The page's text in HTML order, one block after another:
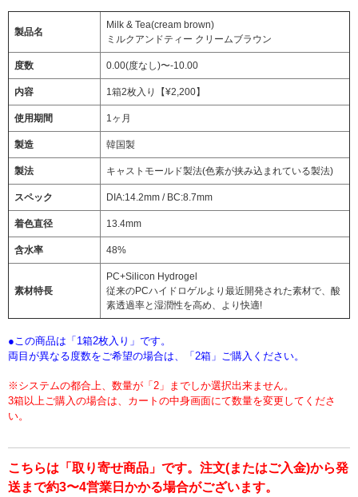
製品名
Milk & Tea(cream brown)
ミルクアンドティー クリームブラウン
度数 0.00(度なし)〜-10.00
内容 1箱2枚入り【¥2,200】
使用期間 1ヶ月
製造 韓国製
製法 キャストモールド製法(色素が挟み込まれている製法)
スペック DIA:14.2mm / BC:8.7mm
着色直径 13.4mm
含水率 48%
素材特長
PC+Silicon Hydrogel
従来のPCハイドロゲルより最近開発された素材で、酸
素透過率と湿潤性を高め、より快適!
●この商品は「1箱2枚入り」です。
両目が異なる度数をご希望の場合は、「2箱」ご購入ください。
※システムの都合上、数量が「2」までしか選択出来ません。
3箱以上ご購入の場合は、カートの中身画面にて数量を変更してくださ
い。
こちらは「取り寄せ商品」です。注文(またはご入金)から発
送まで約3〜4営業日かかる場合がございます。